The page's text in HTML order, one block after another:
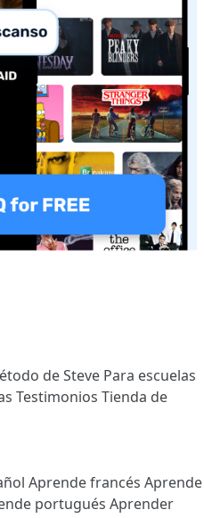
de Steve Para escuelas
Testimonios Tienda de
Aprende francés Aprende
portugués Aprender